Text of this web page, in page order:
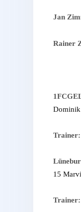
Jan
Rainer
Dominik
Trainer:
15
Trainer: